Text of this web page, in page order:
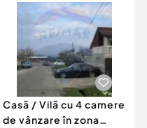
Casă / Vilă cu 4 camere
de vânzare în zona